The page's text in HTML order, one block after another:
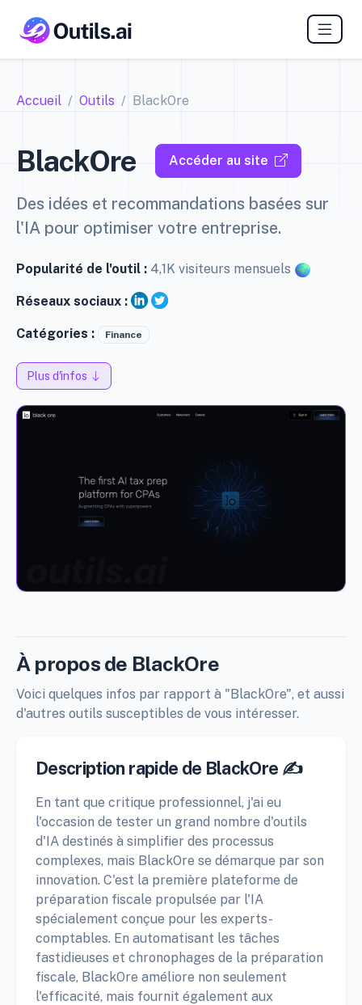
Accueil Outils BlackOre
BlackOre Accéder au site
Des idées et recommandations basées sur
l'IA pour optimiser votre entreprise.
Popularité de l'outil : 4,1K visiteurs mensuels
Réseaux sociaux :
Catégories : Finance
Plus d'infos
À propos de BlackOre
Voici quelques infos par rapport à "BlackOre", et aussi
d'autres outils susceptibles de vous intéresser.
Description rapide de BlackOre ✍️
En tant que critique professionnel, j'ai eu
l'occasion de tester un grand nombre d'outils
d'IA destinés à simplifier des processus
complexes, mais BlackOre se démarque par son
innovation. C'est la première plateforme de
préparation fiscale propulsée par l'IA
spécialement conçue pour les experts-
comptables. En automatisant les tâches
fastidieuses et chronophages de la préparation
fiscale, BlackOre améliore non seulement
l'efficacité, mais fournit également aux